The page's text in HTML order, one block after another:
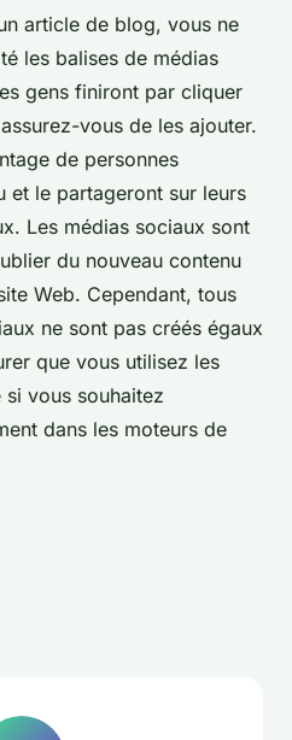
article de blog, vous ne
les balises de médias
gens finiront par cliquer
vous de les ajouter.
de personnes
et le partageront sur leurs
Les médias sociaux sont
du nouveau contenu
Web. Cependant, tous
ne sont pas créés égaux
que vous utilisez les
vous souhaitez
dans les moteurs de